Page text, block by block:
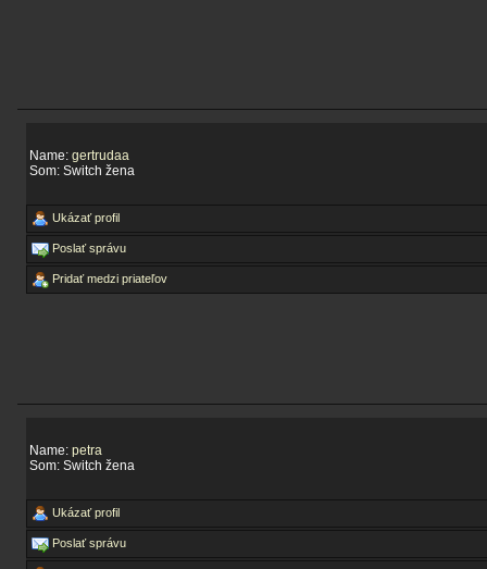
Name: gertrudaa
Som: Switch žena
Ukázať profil
Poslať správu
Pridať medzi priateľov
Name: petra
Som: Switch žena
Ukázať profil
Poslať správu